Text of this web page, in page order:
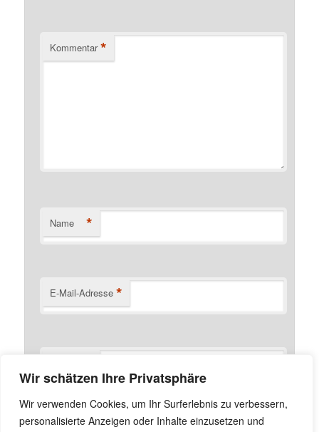
Wir schätzen Ihre Privatsphäre
Wir verwenden Cookies, um Ihr Surferlebnis zu verbessern,
personalisierte Anzeigen oder Inhalte einzusetzen und
Kommentar *
Name *
E-Mail-Adresse *
Name, E-Mail-Adresse und Website in diesem Browser
für meinen nächsten Kommentar speichern.